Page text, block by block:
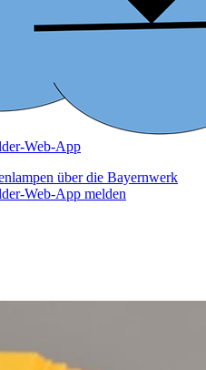
Web-App
über die Bayernwerk
Web-App melden